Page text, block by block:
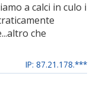
a calci in culo i
che
IP: 87.21.178.***